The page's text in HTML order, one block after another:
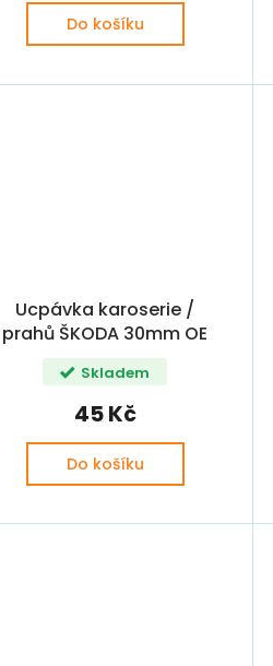
Do košíku
Ucpávka karoserie /
prahů ŠKODA 30mm OE
Skladem
45 Kč
Do košíku